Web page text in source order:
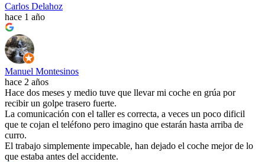
Carlos Delahoz
hace 1 año
Manuel Montesinos
hace 2 años
Hace dos meses y medio tuve que llevar mi coche en grúa por
recibir un golpe trasero fuerte.
La comunicación con el taller es correcta, a veces un poco dificil
que te cojan el teléfono pero imagino que estarán hasta arriba de
curro.
El trabajo simplemente impecable, han dejado el coche mejor de lo
que estaba antes del accidente.